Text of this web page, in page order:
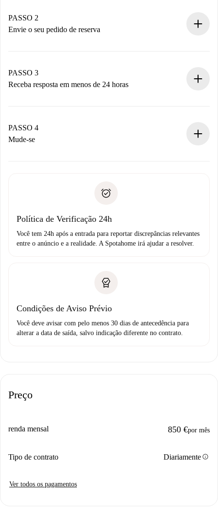
Você tem todas as informações necessárias
antecipadamente.
PASSO 2
Envie o seu pedido de reserva
Não cobramos nada até que o proprietário confirme.
PASSO 3
Receba resposta em menos de 24 horas
proprietário.
Se recusada: não cobraremos nada e ofereceremos
Débito direto bancário
PASSO 4
Mude-se
não comunicar nenhum problema.
Política de Verificação 24h
Você tem 24h após a entrada para reportar discrepâncias relevantes
entre o anúncio e a realidade. A Spotahome irá ajudar a resolver.
Condições de Aviso Prévio
Você deve avisar com pelo menos 30 dias de antecedência para
alterar a data de saída, salvo indicação diferente no contrato.
Preço
renda mensal 850 €por mês
Tipo de contrato Diariamenteinfo
Ver todos os pagamentos